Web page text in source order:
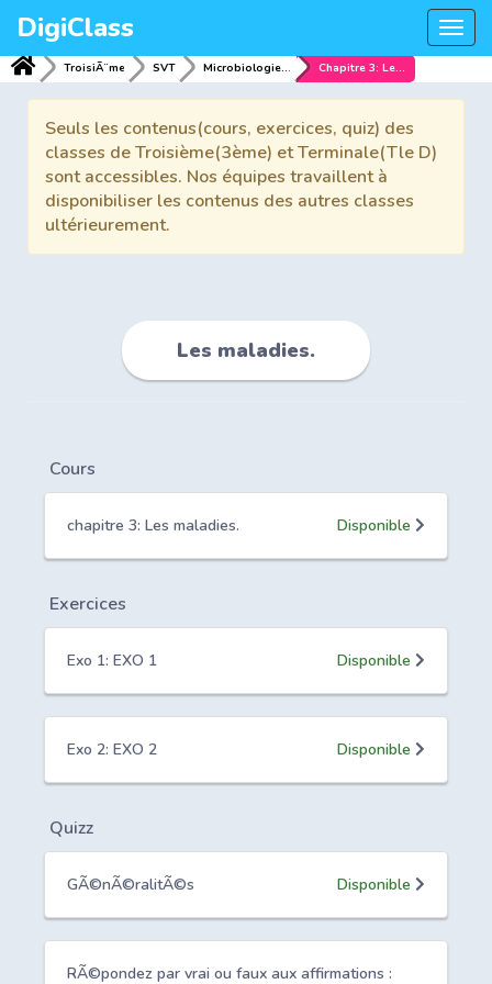
DigiClass
TroisiÃ¨me SVT Microbiologie et maladies. Chapitre 3: Les maladies.
Seuls les contenus(cours, exercices, quiz) des
classes de Troisième(3ème) et Terminale(Tle D)
sont accessibles. Nos équipes travaillent à
disponibiliser les contenus des autres classes
ultérieurement.
Les maladies.
Cours
chapitre 3: Les maladies. Disponible
Exercices
Exo 1: EXO 1 Disponible
Exo 2: EXO 2 Disponible
Quizz
GÃ©nÃ©ralitÃ©s Disponible
RÃ©pondez par vrai ou faux aux affirmations :